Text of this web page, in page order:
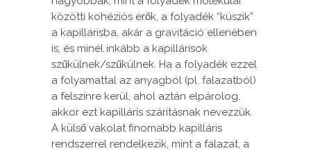
közötti kohéziós erők, a folyadék “kúszik”
a kapillárisba, akár a gravitáció ellenében
is, és minél inkább a kapillárisok
szűkülnek/szűkülnek. Ha a folyadék ezzel
a folyamattal az anyagból (pl. falazatból)
a felszínre kerül, ahol aztán elpárolog,
akkor ezt kapilláris szárításnak nevezzük.
A külső vakolat finomabb kapilláris
rendszerrel rendelkezik, mint a falazat, a